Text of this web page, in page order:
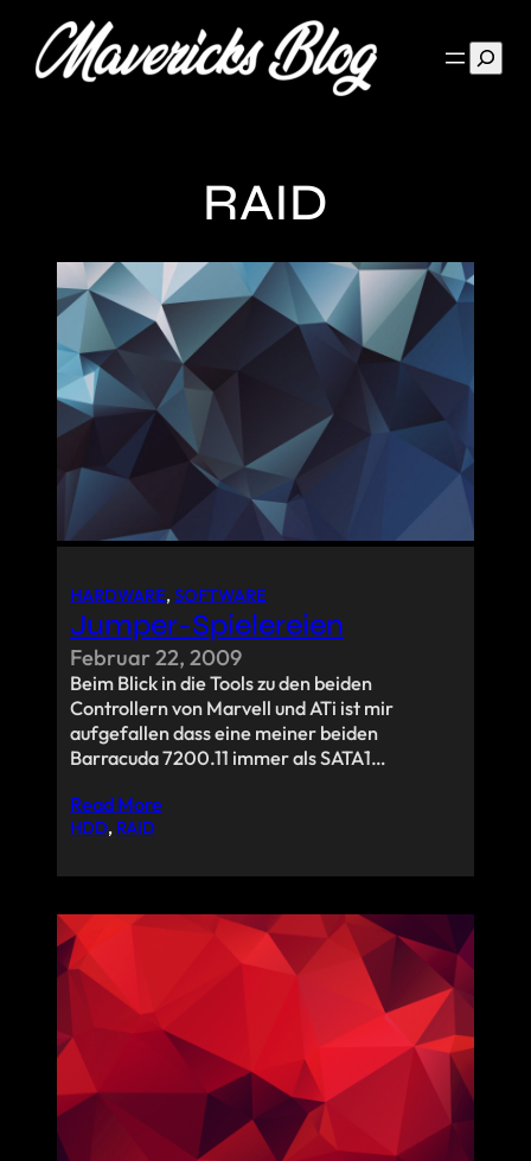
RAID
HARDWARE, SOFTWARE
Jumper-Spielereien
Februar 22, 2009
Beim Blick in die Tools zu den beiden
Controllern von Marvell und ATi ist mir
aufgefallen dass eine meiner beiden
Barracuda 7200.11 immer als SATA1…
Read More
HDD, RAID